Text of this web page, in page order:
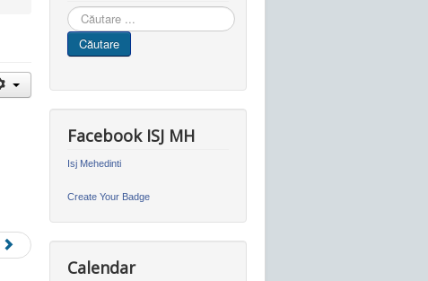
Cauta
in
site
Căutare
Facebook ISJ MH
Isj Mehedinti
Create Your Badge
Calendar